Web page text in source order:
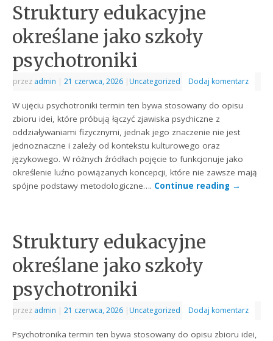
Struktury edukacyjne
określane jako szkoły
psychotroniki
przez admin | 21 czerwca, 2026 | Uncategorized Dodaj komentarz
W ujęciu psychotroniki termin ten bywa stosowany do opisu
zbioru idei, które próbują łączyć zjawiska psychiczne z
oddziaływaniami fizycznymi, jednak jego znaczenie nie jest
jednoznaczne i zależy od kontekstu kulturowego oraz
językowego. W różnych źródłach pojęcie to funkcjonuje jako
określenie luźno powiązanych koncepcji, które nie zawsze mają
spójne podstawy metodologiczne…. Continue reading →
Struktury edukacyjne
określane jako szkoły
psychotroniki
przez admin | 21 czerwca, 2026 | Uncategorized Dodaj komentarz
Psychotronika termin ten bywa stosowany do opisu zbioru idei,